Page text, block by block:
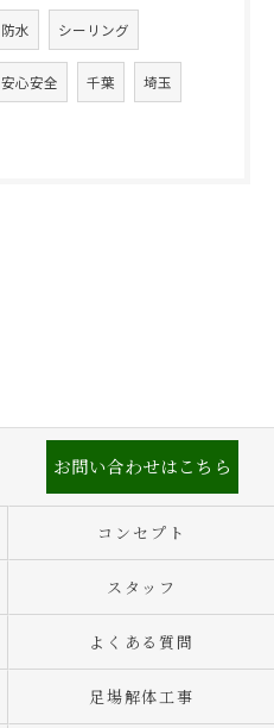
防水 シーリング
安心安全 千葉 埼玉
お問い合わせはこちら
コンセプト
スタッフ
よくある質問
足場解体工事